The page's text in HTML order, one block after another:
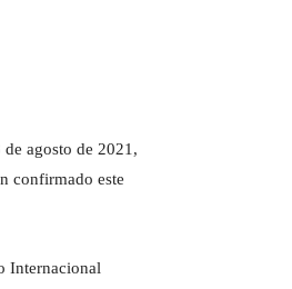
agosto de 2021,
confirmado este
Internacional